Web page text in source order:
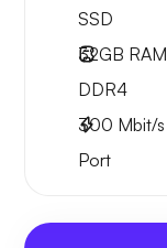
SSD
32GB RAM
DDR4
300 Mbit/s
Port